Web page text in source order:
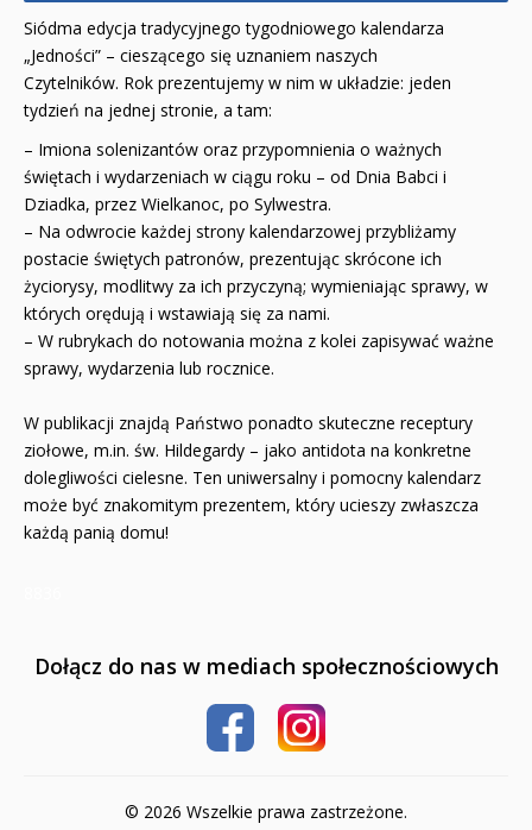
Siódma edycja tradycyjnego tygodniowego kalendarza
„Jedności” – cieszącego się uznaniem naszych
Czytelników. Rok prezentujemy w nim w układzie: jeden
tydzień na jednej stronie, a tam:
– Imiona solenizantów oraz przypomnienia o ważnych
świętach i wydarzeniach w ciągu roku – od Dnia Babci i
Dziadka, przez Wielkanoc, po Sylwestra.
– Na odwrocie każdej strony kalendarzowej przybliżamy
postacie świętych patronów, prezentując skrócone ich
życiorysy, modlitwy za ich przyczyną; wymieniając sprawy, w
których orędują i wstawiają się za nami.
– W rubrykach do notowania można z kolei zapisywać ważne
sprawy, wydarzenia lub rocznice.
W publikacji znajdą Państwo ponadto skuteczne receptury
ziołowe, m.in. św. Hildegardy – jako antidota na konkretne
dolegliwości cielesne. Ten uniwersalny i pomocny kalendarz
może być znakomitym prezentem, który ucieszy zwłaszcza
każdą panią domu!
Dołącz do nas w mediach społecznościowych
© 2026 Wszelkie prawa zastrzeżone.